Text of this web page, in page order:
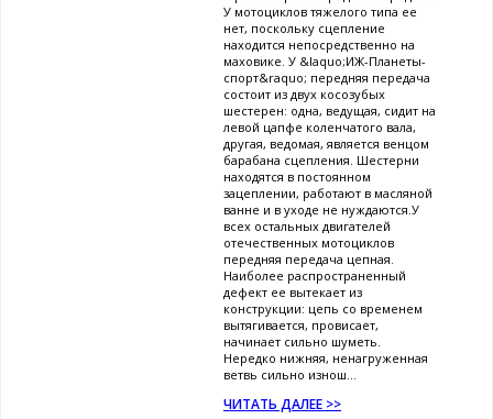
У мотоциклов тяжелого типа ее
нет, поскольку сцепление
находится непосредственно на
маховике. У &laquo;ИЖ-Планеты-
спорт&raquo; передняя передача
состоит из двух косозубых
шестерен: одна, ведущая, сидит на
левой цапфе коленчатого вала,
другая, ведомая, является венцом
барабана сцепления. Шестерни
находятся в постоянном
зацеплении, работают в масляной
ванне и в уходе не нуждаются.У
всех остальных двигателей
отечественных мотоциклов
передняя передача цепная.
Наиболее распространенный
дефект ее вытекает из
конструкции: цепь со временем
вытягивается, провисает,
начинает сильно шуметь.
Нередко нижняя, ненагруженная
ветвь сильно изнош...
ЧИТАТЬ ДАЛЕЕ >>